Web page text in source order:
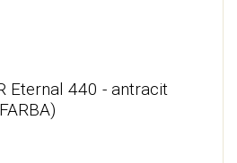
Eternal 440 - antracit